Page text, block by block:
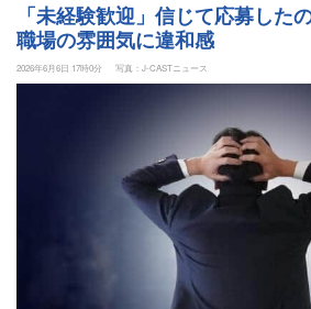
「未経験歓迎」信じて応募した
職場の雰囲気に違和感
2026年6月6日 17時0分 写真：J-CASTニュース